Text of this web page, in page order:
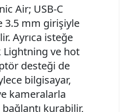
Air; USB-C
3.5 mm girişiyle
Ayrıca isteğe
Lightning ve hot
desteği de
bilgisayar,
kameralarla
kurabilir,